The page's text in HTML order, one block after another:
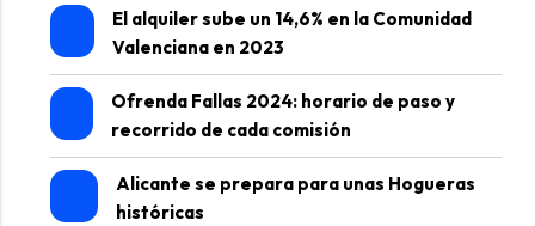
El alquiler sube un 14,6% en la Comunidad
Valenciana en 2023
Ofrenda Fallas 2024: horario de paso y
recorrido de cada comisión
Alicante se prepara para unas Hogueras
históricas